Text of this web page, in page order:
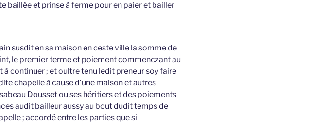
baillée et prinse à ferme pour en paier et bailler
susdit en sa maison en ceste ville la somme de
le premier terme et poiement commenczant au
continuer ; et oultre tenu ledit preneur soy faire
chapelle à cause d’une maison et autres
Dousset ou ses héritiers et des poiements
audit bailleur aussy au bout dudit temps de
; accordé entre les parties que si